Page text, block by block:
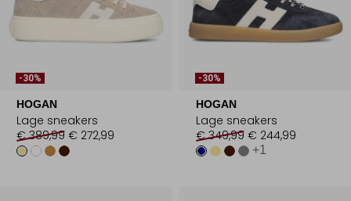
-30%
HOGAN
Lage sneakers
€ 389,99 € 272,99
-30%
HOGAN
Lage sneakers
€ 349,99 € 244,99
+1